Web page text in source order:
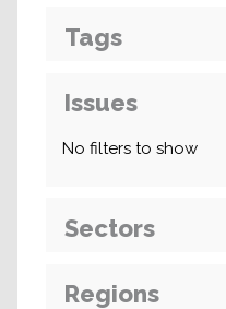
Tags
Issues
No filters to show
Sectors
Regions